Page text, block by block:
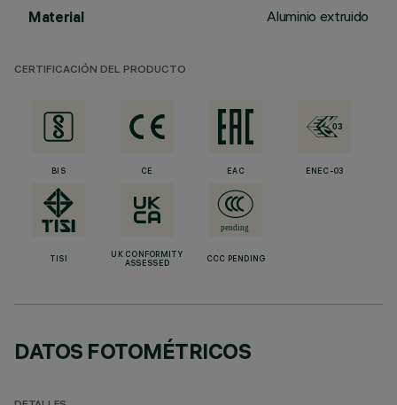
Material Aluminio extruido
CERTIFICACIÓN DEL PRODUCTO
BIS CE EAC ENEC-03
TISI
UK CONFORMITY
ASSESSED
CCC PENDING
DATOS FOTOMÉTRICOS